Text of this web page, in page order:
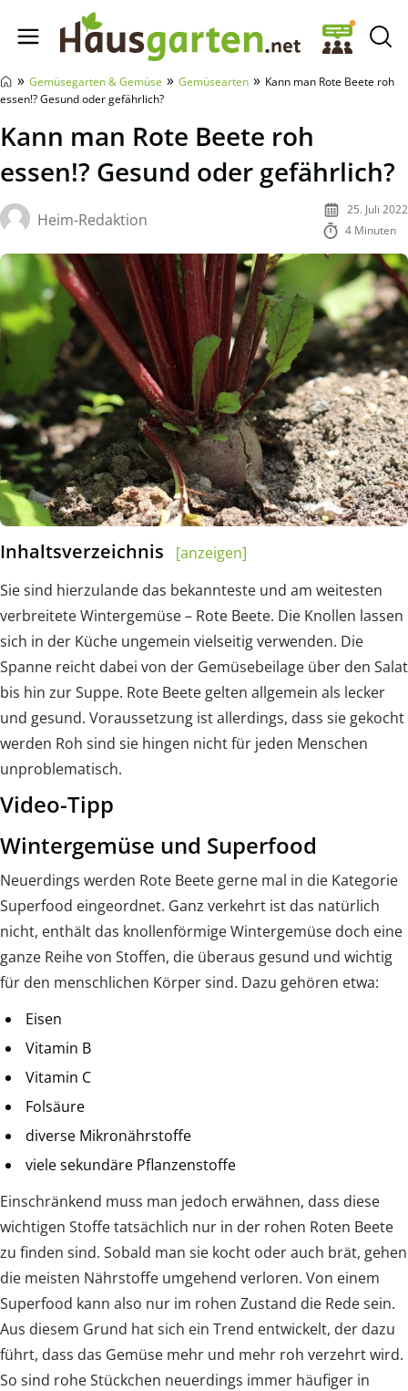
Hausgarten.net
» Gemüsegarten & Gemüse » Gemüsearten » Kann man Rote Beete roh
essen!? Gesund oder gefährlich?
Kann man Rote Beete roh
essen!? Gesund oder gefährlich?
Heim-Redaktion
25. Juli 2022
4 Minuten
Inhaltsverzeichnis
[anzeigen]
Sie sind hierzulande das bekannteste und am weitesten
verbreitete Wintergemüse – Rote Beete. Die Knollen lassen
sich in der Küche ungemein vielseitig verwenden. Die
Spanne reicht dabei von der Gemüsebeilage über den Salat
bis hin zur Suppe. Rote Beete gelten allgemein als lecker
und gesund. Voraussetzung ist allerdings, dass sie gekocht
werden Roh sind sie hingen nicht für jeden Menschen
unproblematisch.
Video-Tipp
Wintergemüse und Superfood
Neuerdings werden Rote Beete gerne mal in die Kategorie
Superfood eingeordnet. Ganz verkehrt ist das natürlich
nicht, enthält das knollenförmige Wintergemüse doch eine
ganze Reihe von Stoffen, die überaus gesund und wichtig
für den menschlichen Körper sind. Dazu gehören etwa:
Eisen
Vitamin B
Vitamin C
Folsäure
diverse Mikronährstoffe
viele sekundäre Pflanzenstoffe
Einschränkend muss man jedoch erwähnen, dass diese
wichtigen Stoffe tatsächlich nur in der rohen Roten Beete
zu finden sind. Sobald man sie kocht oder auch brät, gehen
die meisten Nährstoffe umgehend verloren. Von einem
Superfood kann also nur im rohen Zustand die Rede sein.
Aus diesem Grund hat sich ein Trend entwickelt, der dazu
führt, dass das Gemüse mehr und mehr roh verzehrt wird.
So sind rohe Stückchen neuerdings immer häufiger in